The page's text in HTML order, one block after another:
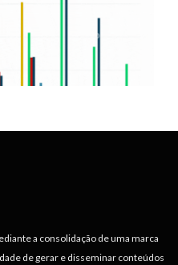
a consolidação de uma marca
de gerar e disseminar conteúdos